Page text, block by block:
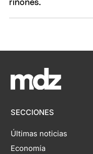
SECCIONES
Últimas noticias
Economía